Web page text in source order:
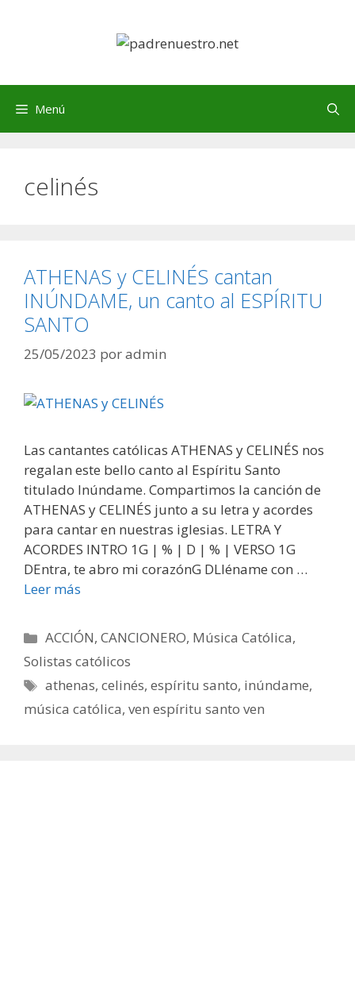
Menú
celinés
ATHENAS y CELINÉS cantan
INÚNDAME, un canto al ESPÍRITU
SANTO
25/05/2023 poradmin
Las cantantes católicas ATHENAS y CELINÉS nos
regalan este bello canto al Espíritu Santo
titulado Inúndame. Compartimos la canción de
ATHENAS y CELINÉS junto a su letra y acordes
para cantar en nuestras iglesias. LETRA Y
ACORDES INTRO 1G | % | D | % | VERSO 1G
DEntra, te abro mi corazónG DLléname con …
Leer más
Categorías
ACCIÓN,CANCIONERO, Música Católica,
Solistas católicos
Etiquetas
athenas,celinés,espíritu santo, inúndame,
música católica, ven espíritu santo ven